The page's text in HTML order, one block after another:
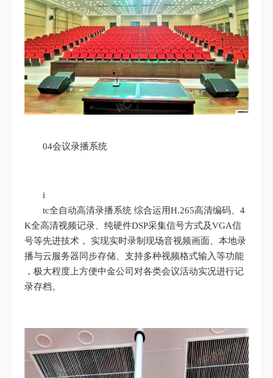
04会议录播系统
i
tc全自动高清录播系统 综合运用H.265高清编码、4
K全高清视频记录、纯硬件DSP采集信号方式及VGA信
号等先进技术， 实现实时录制现场音视频画面、本地录
播与云服务器同步存储、支持多种视频格式输入等功能
，极大程度上方便中金公司对各类会议活动实况进行记
录存档。